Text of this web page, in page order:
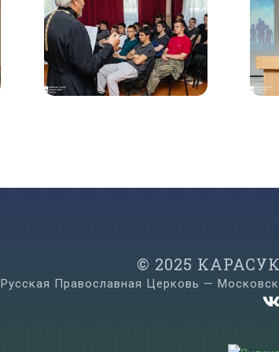
© 2025
Русская Православная Церковь —
